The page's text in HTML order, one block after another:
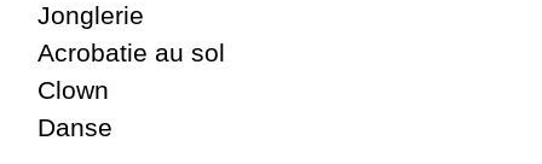
Jonglerie
Acrobatie au sol
Clown
Danse